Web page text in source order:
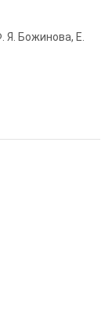
Я. Божинова, Е.